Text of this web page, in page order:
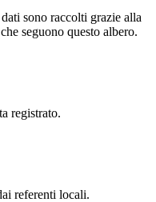
sono raccolti grazie alla
seguono questo albero.
registrato.
referenti locali.